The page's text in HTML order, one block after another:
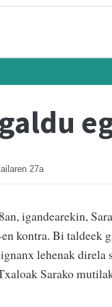
27a
igandearekin,
kontra. Bi taldeek
lehenak direla
Sarako